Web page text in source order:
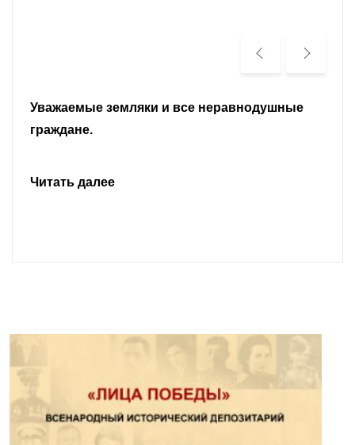
Уважаемые земляки и все неравнодушные
граждане.
Читать далее